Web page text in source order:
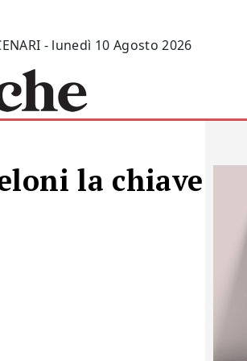
- lunedì 10 Agosto 2026
la chiave